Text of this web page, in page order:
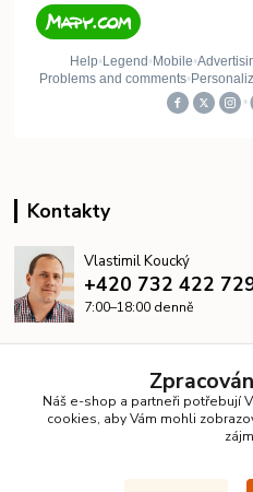
Kontakty
Vlastimil Koucký
+420 732 422
7:00–18:00 denně
Náš e-shop a partneři potřebují
cookies, aby Vám mohli